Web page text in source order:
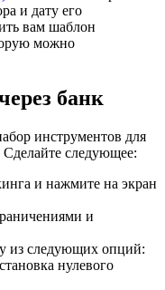
и дату его
вам шаблон
можно
банк
инструментов для
следующее:
и нажмите на экран
и
из следующих опций:
нулевого